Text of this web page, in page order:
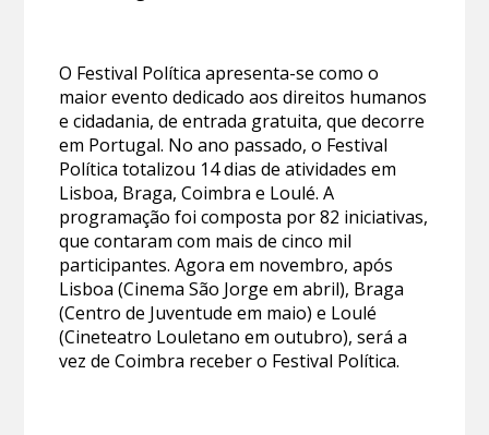
O Festival Política apresenta-se como o
maior evento dedicado aos direitos humanos
e cidadania, de entrada gratuita, que decorre
em Portugal. No ano passado, o Festival
Política totalizou 14 dias de atividades em
Lisboa, Braga, Coimbra e Loulé. A
programação foi composta por 82 iniciativas,
que contaram com mais de cinco mil
participantes. Agora em novembro, após
Lisboa (Cinema São Jorge em abril), Braga
(Centro de Juventude em maio) e Loulé
(Cineteatro Louletano em outubro), será a
vez de Coimbra receber o Festival Política.